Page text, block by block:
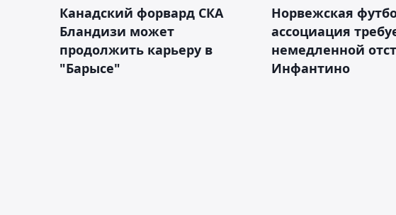
Канадский форвард СКА
Бландизи может
продолжить карьеру в
"Барысе"
Норвежская
ассоциация
немедленной
Инфантино